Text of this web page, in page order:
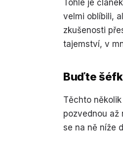
Tohle je
velmi oblíbili,
zkušenosti
tajemství, v
Buďte
Těchto
pozvednou až
se na ně níže